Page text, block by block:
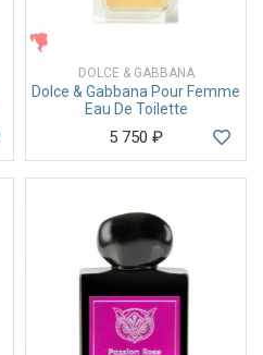
DOLCE & GABBANA
Dolce & Gabbana Pour Femme
Eau De Toilette
5 750 ₽